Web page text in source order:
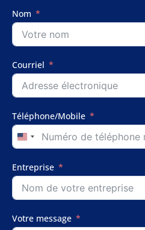
Nom
Courriel
Téléphone/Mobile
United
States
+1
Entreprise
Votre message